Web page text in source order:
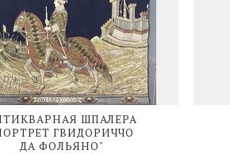
ШПАЛЕРА
ГВИДОРИЧЧО
ДА ФОЛЬЯНО"